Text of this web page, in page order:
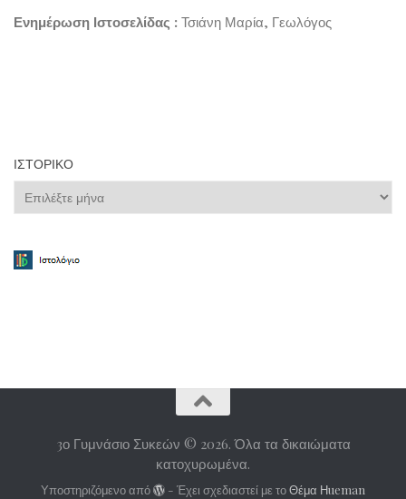
Ενημέρωση Ιστοσελίδας : Τσιάνη Μαρία, Γεωλόγος
ΙΣΤΟΡΙΚΌ
Ιστορικό
3ο Γυμνάσιο Συκεών © 2026. Όλα τα δικαιώματα
κατοχυρωμένα.
Υποστηριζόμενο από - Έχει σχεδιαστεί με τοΘέμα Ηueman